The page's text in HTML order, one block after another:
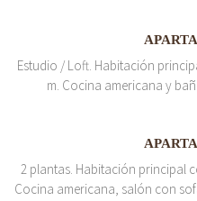
Estudio / Loft. Habitación
m. Cocina americana y
2 plantas. Habitación principal
Cocina americana, salón con